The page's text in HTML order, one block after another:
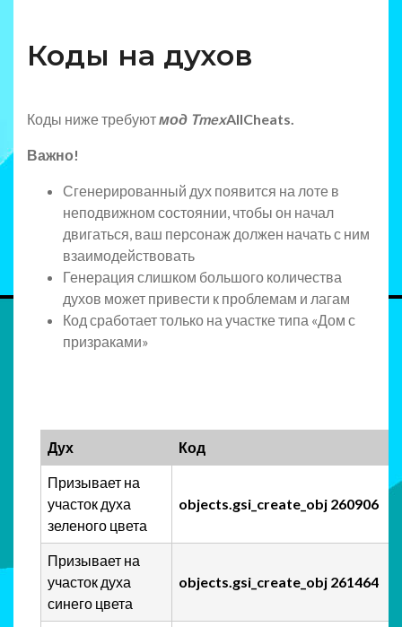
Коды на духов
Коды ниже требуютмод TmexAllCheats.
Важно!
Сгенерированный дух появится на лоте в
неподвижном состоянии, чтобы он начал
двигаться, ваш персонаж должен начать с ним
взаимодействовать
Генерация слишком большого количества
духов может привести к проблемам и лагам
Код сработает только на участке типа «Дом с
призраками»
Дух Код
Призывает на
участок духа
зеленого цвета
objects.gsi_create_obj 260906
Призывает на
участок духа
синего цвета
objects.gsi_create_obj 261464